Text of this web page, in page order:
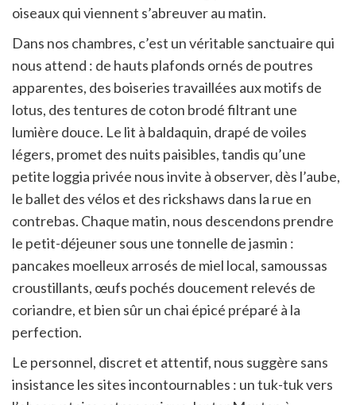
oiseaux qui viennent s’abreuver au matin.
Dans nos chambres, c’est un véritable sanctuaire qui
nous attend : de hauts plafonds ornés de poutres
apparentes, des boiseries travaillées aux motifs de
lotus, des tentures de coton brodé filtrant une
lumière douce. Le lit à baldaquin, drapé de voiles
légers, promet des nuits paisibles, tandis qu’une
petite loggia privée nous invite à observer, dès l’aube,
le ballet des vélos et des rickshaws dans la rue en
contrebas. Chaque matin, nous descendons prendre
le petit-déjeuner sous une tonnelle de jasmin :
pancakes moelleux arrosés de miel local, samoussas
croustillants, œufs pochés doucement relevés de
coriandre, et bien sûr un chai épicé préparé à la
perfection.
Le personnel, discret et attentif, nous suggère sans
insistance les sites incontournables : un tuk-tuk vers